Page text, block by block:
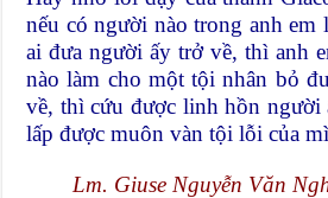
nếu có người nào trong anh em
ai đưa người ấy trở về, thì anh
nào làm cho một tội nhân bỏ
về, thì cứu được linh hồn người
lấp được muôn vàn tội lỗi của
Lm. Giuse Nguyễn Văn